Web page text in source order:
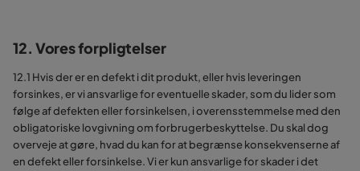
12. Vores forpligtelser
12.1 Hvis der er en defekt i dit produkt, eller hvis leveringen
forsinkes, er vi ansvarlige for eventuelle skader, som du lider som
følge af defekten eller forsinkelsen, i overensstemmelse med den
obligatoriske lovgivning om forbrugerbeskyttelse. Du skal dog
overveje at gøre, hvad du kan for at begrænse konsekvenserne af
en defekt eller forsinkelse. Vi er kun ansvarlige for skader i det